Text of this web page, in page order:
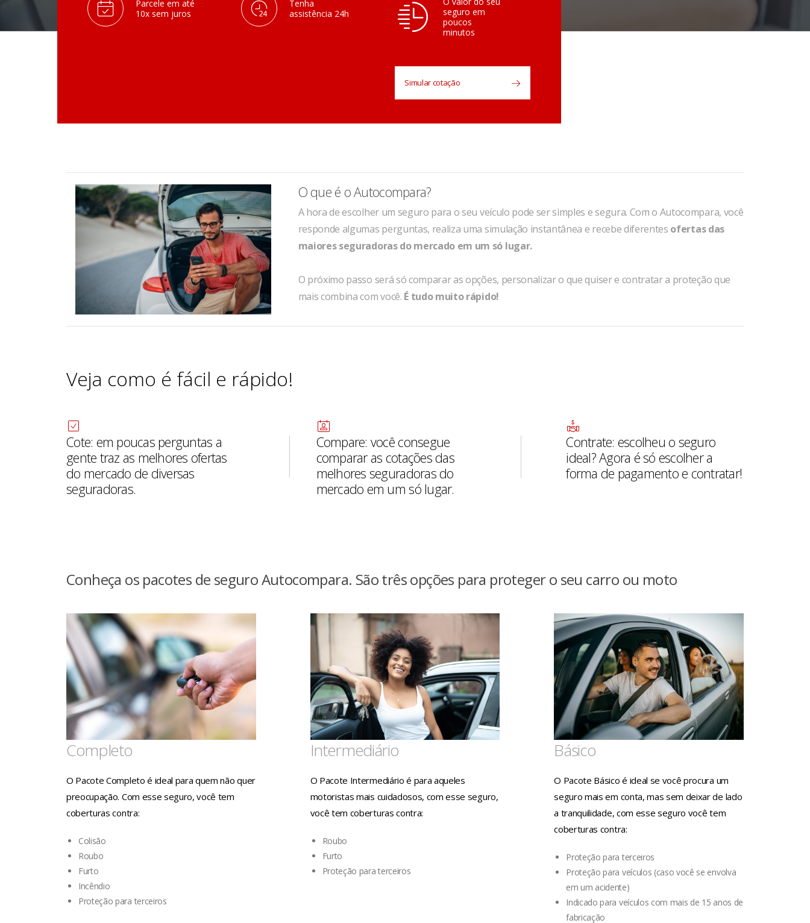
Parcele em até
10x sem juros
Tenha
assistência 24h
seguro em
poucos
minutos
Simular cotação
O que é o Autocompara?
A hora de escolher um seguro para o seu veículo pode ser simples e segura. Com o Autocompara, você
responde algumas perguntas, realiza uma simulação instantânea e recebe diferentes ofertas das
maiores seguradoras do mercado em um só lugar.
O próximo passo será só comparar as opções, personalizar o que quiser e contratar a proteção que
mais combina com você. É tudo muito rápido!
Veja como é fácil e rápido!
Cote: em poucas perguntas a
gente traz as melhores ofertas
do mercado de diversas
seguradoras.
Compare: você consegue
comparar as cotações das
melhores seguradoras do
mercado em um só lugar.
Contrate: escolheu o seguro
ideal? Agora é só escolher a
forma de pagamento e contratar!
Conheça os pacotes de seguro Autocompara. São três opções para proteger o seu carro ou moto
Completo
O Pacote Completo é ideal para quem não quer
preocupação. Com esse seguro, você tem
coberturas contra:
Colisão
Roubo
Furto
Incêndio
Proteção para terceiros
Intermediário
O Pacote Intermediário é para aqueles
motoristas mais cuidadosos, com esse seguro,
você tem coberturas contra:
Roubo
Furto
Proteção para terceiros
Básico
O Pacote Básico é ideal se você procura um
seguro mais em conta, mas sem deixar de lado
a tranquilidade, com esse seguro você tem
coberturas contra:
Proteção para terceiros
Proteção para veículos (caso você se envolva
em um acidente)
Indicado para veículos com mais de 15 anos de
fabricação